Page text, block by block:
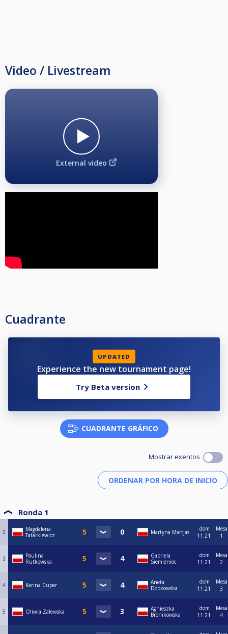
Video / Livestream
External video
Cuadrante
UPDATED
Experience the new tournament page!
Try Beta version
CUADRANTE GRÁFICO
Mostrar exentos
Ronda 1
2
Magdalena
Tatarkiewicz
Martyna Martjas
dom
11:21
Mesa
1
3
Paulina
Rutkowska
Gabriela
Siemieniec
dom
11:21
Mesa
2
4 Karina Cuper
Aneta
Dobkowska
dom
11:21
Mesa
3
5 Oliwia Zalewska
Agnieszka
Bronikowska
dom
11:21
Mesa
4